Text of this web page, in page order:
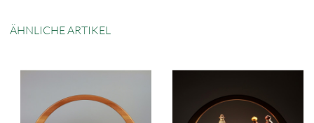
ÄHNLICHE ARTIKEL